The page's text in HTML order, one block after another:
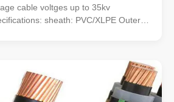
cable voltges up to 35kv
sheath: PVC/XLPE Outer
1, 2, 3, 4, 5, 3+1, 4+1, 3+2 Section
): 1.5~630 mm2
: Armored PVC high voltage